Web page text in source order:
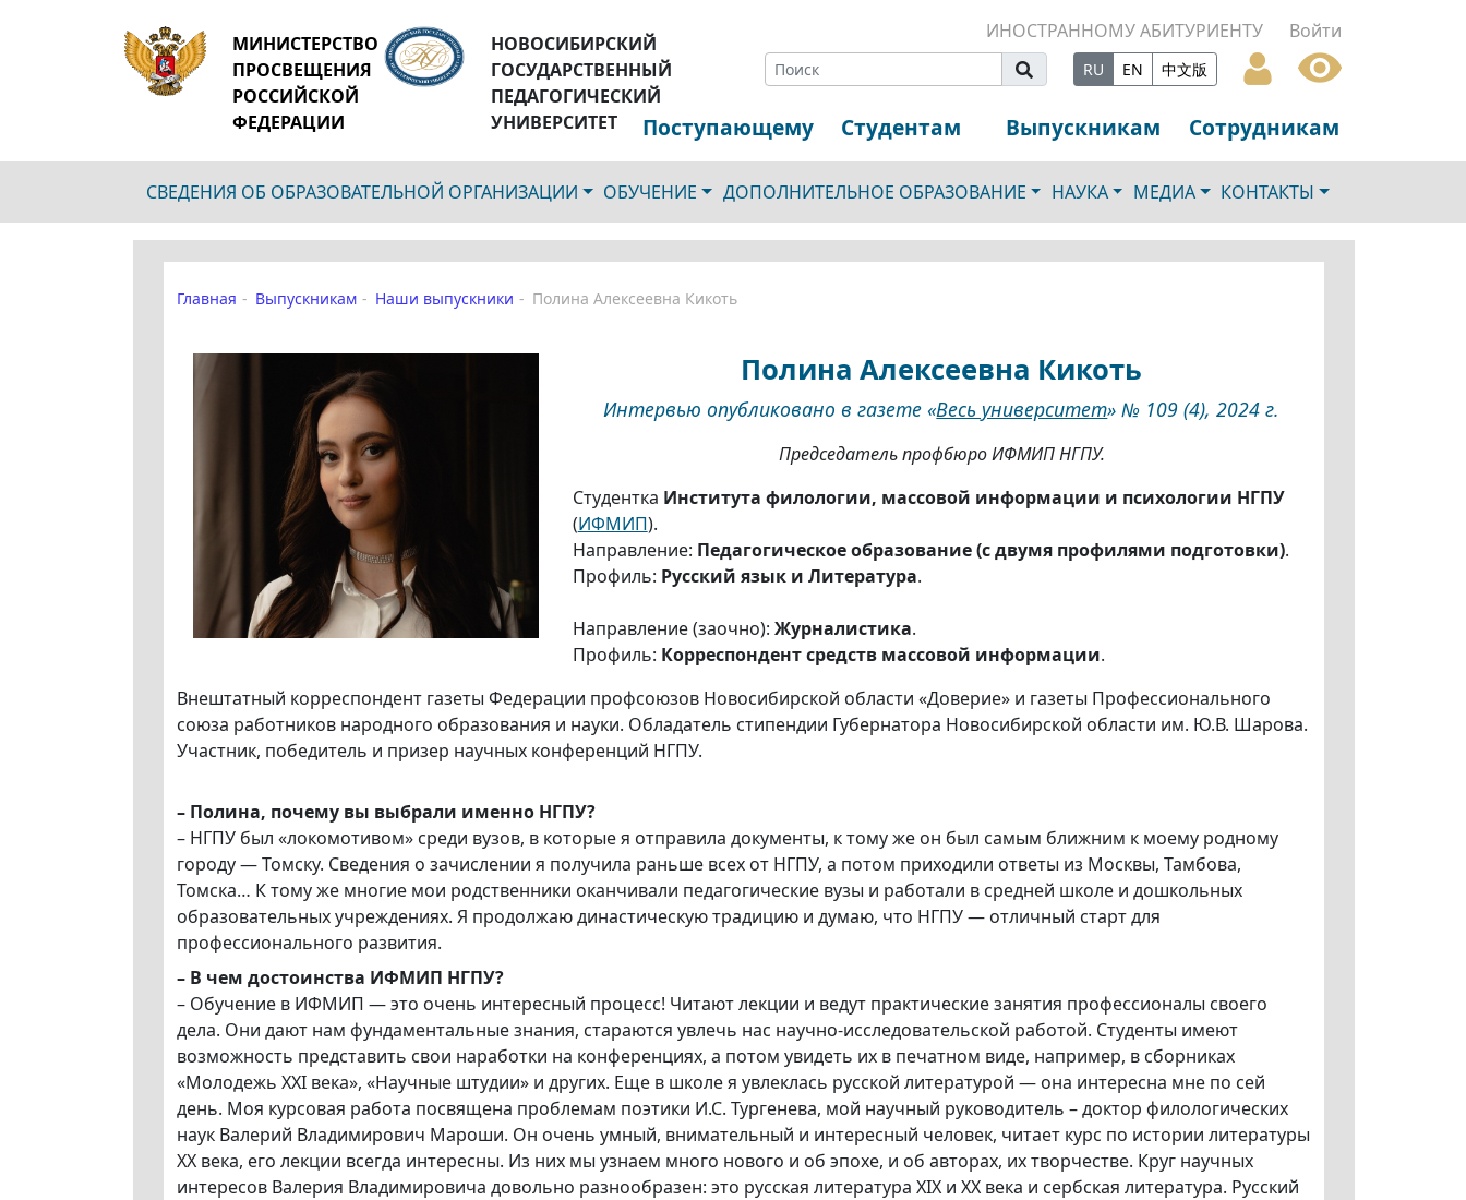
МИНИСТЕРСТВО
ПРОСВЕЩЕНИЯ
РОССИЙСКОЙ
ФЕДЕРАЦИИ
НОВОСИБИРСКИЙ
ГОСУДАРСТВЕННЫЙ
ПЕДАГОГИЧЕСКИЙ
УНИВЕРСИТЕТ
ИНОСТРАННОМУ АБИТУРИЕНТУ Войти
RU EN 中文版
Поступающему Студентам Выпускникам Сотрудникам
СВЕДЕНИЯ ОБ ОБРАЗОВАТЕЛЬНОЙ ОРГАНИЗАЦИИ ОБУЧЕНИЕ ДОПОЛНИТЕЛЬНОЕ ОБРАЗОВАНИЕ НАУКА МЕДИА КОНТАКТЫ
Главная Выпускникам Наши выпускники Полина Алексеевна Кикоть
Полина Алексеевна Кикоть
Интервью опубликовано в газете «Весь университет» № 109 (4), 2024 г.
Председатель профбюро ИФМИП НГПУ.
Студентка Института филологии, массовой информации и психологии НГПУ
(ИФМИП).
Направление: Педагогическое образование (с двумя профилями подготовки).
Профиль: Русский язык и Литература.
Направление (заочно): Журналистика.
Профиль: Корреспондент средств массовой информации.
Внештатный корреспондент газеты Федерации профсоюзов Новосибирской области «Доверие» и газеты Профессионального
союза работников народного образования и науки. Обладатель стипендии Губернатора Новосибирской области им. Ю.В. Шарова.
Участник, победитель и призер научных конференций НГПУ.
– Полина, почему вы выбрали именно НГПУ?
– НГПУ был «локомотивом» среди вузов, в которые я отправила документы, к тому же он был самым ближним к моему родному
городу — Томску. Сведения о зачислении я получила раньше всех от НГПУ, а потом приходили ответы из Москвы, Тамбова,
Томска… К тому же многие мои родственники оканчивали педагогические вузы и работали в средней школе и дошкольных
образовательных учреждениях. Я продолжаю династическую традицию и думаю, что НГПУ — отличный старт для
профессионального развития.
– В чем достоинства ИФМИП НГПУ?
– Обучение в ИФМИП — это очень интересный процесс! Читают лекции и ведут практические занятия профессионалы своего
дела. Они дают нам фундаментальные знания, стараются увлечь нас научно-исследовательской работой. Студенты имеют
возможность представить свои наработки на конференциях, а потом увидеть их в печатном виде, например, в сборниках
«Молодежь XXI века», «Научные штудии» и других. Еще в школе я увлеклась русской литературой — она интересна мне по сей
день. Моя курсовая работа посвящена проблемам поэтики И.С. Тургенева, мой научный руководитель – доктор филологических
наук Валерий Владимирович Мароши. Он очень умный, внимательный и интересный человек, читает курс по истории литературы
XX века, его лекции всегда интересны. Из них мы узнаем много нового и об эпохе, и об авторах, их творчестве. Круг научных
интересов Валерия Владимировича довольно разнообразен: это русская литература XIX и XX века и сербская литература. Русский